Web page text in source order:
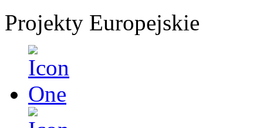
Projekty Europejskie